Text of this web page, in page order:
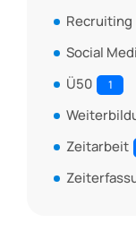
Recruiting
Social
Ü50 1
Zeitarbeit